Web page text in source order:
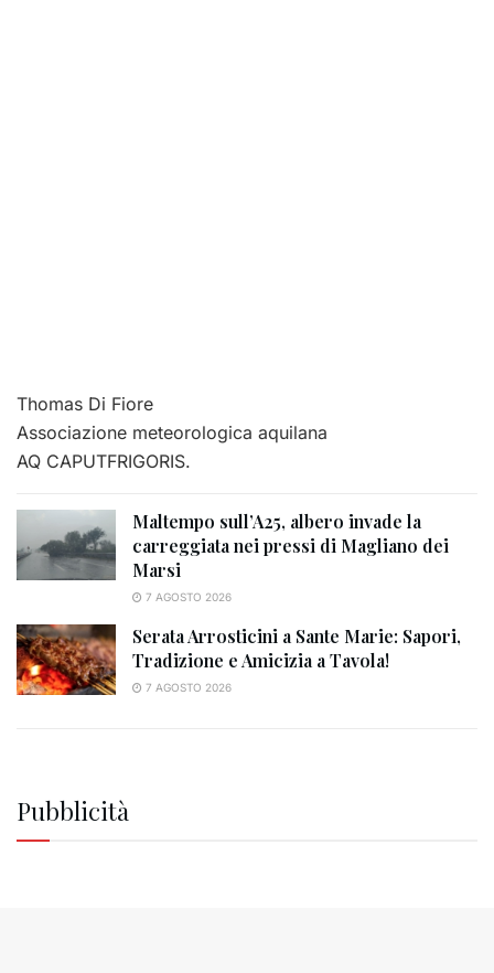
Thomas Di Fiore
Associazione meteorologica aquilana
AQ CAPUTFRIGORIS.
Maltempo sull’A25, albero invade la
carreggiata nei pressi di Magliano dei
Marsi
7 AGOSTO 2026
Serata Arrosticini a Sante Marie: Sapori,
Tradizione e Amicizia a Tavola!
7 AGOSTO 2026
Pubblicità